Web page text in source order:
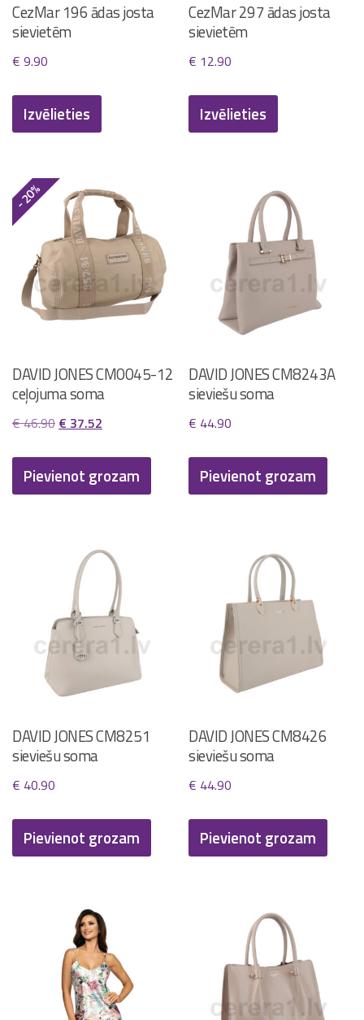
CezMar 196 ādas josta
sievietēm
€ 9.90
Izvēlieties
This
variants.
The
options
may
be
chosen
product
CezMar 297 ādas josta
sievietēm
€ 12.90
Izvēlieties
This
variants.
The
options
may
chosen
product
- 20%
DAVID JONES CM0045-12
ceļojuma soma
€46.90 Original
was:
€ 46.90.
€ 37.52
is:
€ 37.52.
Pievienot grozam
DAVID JONES CM8243A
sieviešu soma
€ 44.90
Pievienot grozam
DAVID JONES CM8251
sieviešu soma
€ 40.90
Pievienot grozam
DAVID JONES CM8426
sieviešu soma
€ 44.90
Pievienot grozam